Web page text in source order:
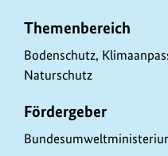
Themenbereich
Bodenschutz,
Naturschutz
Fördergeber